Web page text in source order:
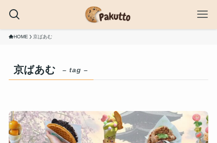
HOME 京ばあむ
京ばあむ – tag –